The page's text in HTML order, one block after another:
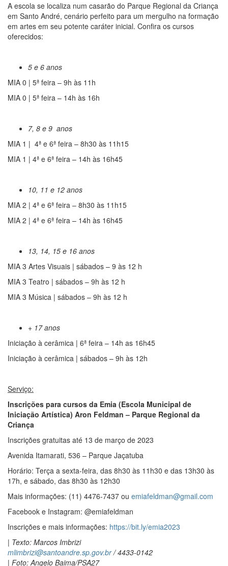
A escola se localiza num casarão do Parque Regional da Criança
em Santo André, cenário perfeito para um mergulho na formação
em artes em seu potente caráter inicial. Confira os cursos
oferecidos:
5 e 6 anos
MIA 0 | 5ª feira – 9h às 11h
MIA 0 | 5ª feira – 14h às 16h
7, 8 e 9 anos
MIA 1 | 4ª e 6ª feira – 8h30 às 11h15
MIA 1 | 4ª e 6ª feira – 14h às 16h45
10, 11 e 12 anos
MIA 2 | 4ª e 6ª feira – 8h30 às 11h15
MIA 2 | 4ª e 6ª feira – 14h às 16h45
13, 14, 15 e 16 anos
MIA 3 Artes Visuais | sábados – 9 às 12 h
MIA 3 Teatro | sábados – 9h às 12 h
MIA 3 Música | sábados – 9h às 12 h
+ 17 anos
Iniciação à cerâmica | 6ª feira – 14h as 16h45
Iniciação à cerâmica | sábados – 9h às 12h
Serviço:
Inscrições para cursos da Emia (Escola Municipal de
Iniciação Artística) Aron Feldman – Parque Regional da
Criança
Inscrições gratuitas até 13 de março de 2023
Avenida Itamarati, 536 – Parque Jaçatuba
Horário: Terça a sexta-feira, das 8h30 às 11h30 e das 13h30 às
17h, e sábado, das 8h30 às 12h30
Mais informações: (11) 4476-7437 ou emiafeldman@gmail.com
Facebook e Instagram: @emiafeldman
Inscrições e mais informações: https://bit.ly/emia2023
| Texto: Marcos Imbrizi
mlimbrizi@santoandre.sp.gov.br/ 4433-0142
| Foto: Angelo Baima/PSA27